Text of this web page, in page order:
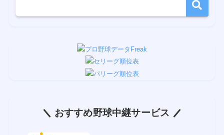
おすすめ野球中継サービス